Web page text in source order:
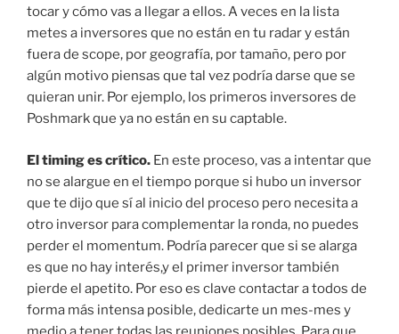
tocar y cómo vas a llegar a ellos. A veces en la lista
metes a inversores que no están en tu radar y están
fuera de scope, por geografía, por tamaño, pero por
algún motivo piensas que tal vez podría darse que se
quieran unir. Por ejemplo, los primeros inversores de
Poshmark que ya no están en su captable.
El timing es crítico. En este proceso, vas a intentar que
no se alargue en el tiempo porque si hubo un inversor
que te dijo que sí al inicio del proceso pero necesita a
otro inversor para complementar la ronda, no puedes
perder el momentum. Podría parecer que si se alarga
es que no hay interés,y el primer inversor también
pierde el apetito. Por eso es clave contactar a todos de
forma más intensa posible, dedicarte un mes-mes y